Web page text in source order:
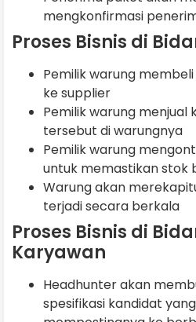
mengkonfirmasi
Proses Bisnis di
Pemilik warung
ke supplier
Pemilik warung menjual
tersebut di warungnya
Pemilik warung
untuk memastikan
Warung akan
terjadi secara berkala
Proses Bisnis di
Karyawan
Headhunter akan
spesifikasi kandidat